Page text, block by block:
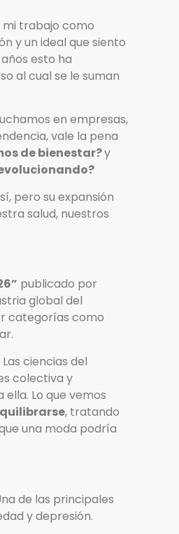
mi trabajo como
y un ideal que siento
esto ha
al cual se le suman
en empresas,
vale la pena
de bienestar?y
pero su expansión
salud, nuestros
publicado por
global del
categorías como
ciencias del
colectiva y
Lo que vemos
, tratando
una moda podría
de las principales
y depresión.